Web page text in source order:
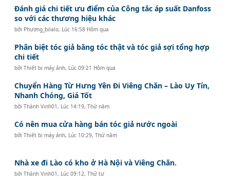
Đánh giá chi tiết ưu điểm của Công tắc áp suất Danfoss
so với các thương hiệu khác
bởi Phương_bilalo, Lúc 16:58 Hôm qua
Phân biệt tóc giả bằng tóc thật và tóc giả sợi tổng hợp
chi tiết
bởiThiết bị máy ảnh, Lúc 09:21 Hôm qua
Chuyển Hàng Từ Hưng Yên Đi Viêng Chăn – Lào Uy Tín,
Nhanh Chóng, Giá Tốt
bởiThành Vinh01 , Lúc 14:19, Thứ năm
Có nên mua cửa hàng bán tóc giả nước ngoài
bởiThiết bị máy ảnh, Lúc 10:29, Thứ năm
Nhà xe đi Lào có kho ở Hà Nội và Viêng Chăn.
bởiThành Vinh01 , Lúc 09:12, Thứ tư